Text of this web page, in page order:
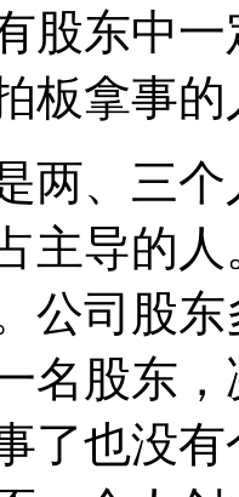
股东中
板拿事的
两、三
主导的
公司股
名股东
了也没